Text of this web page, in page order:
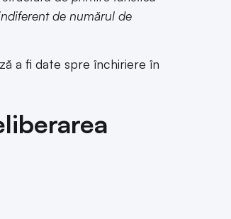
de numărul de
a fi date spre închiriere în